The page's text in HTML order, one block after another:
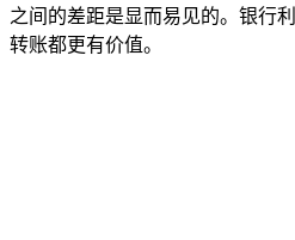
之间的差距是显而易见的。银行
转账都更有价值。